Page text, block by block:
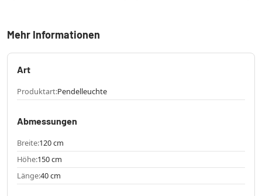
Mehr Informationen
Art
Produktart:Pendelleuchte
Abmessungen
Breite:120 cm
Höhe:150 cm
Länge:40 cm